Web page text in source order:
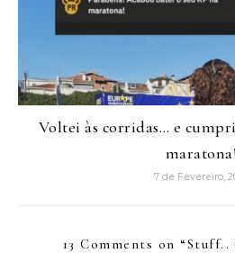
Voltei às corridas… e
7 de Fevereiro,
13 Comments on “Stuff..